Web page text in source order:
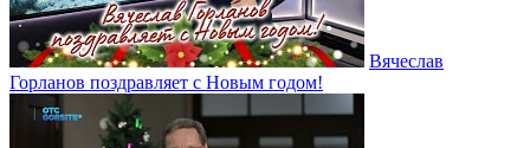
Вячеслав
Горланов поздравляет с Новым годом!